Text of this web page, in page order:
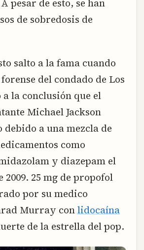
pesar de esto, se han
de sobredosis de
salto a la fama cuando
del condado de Los
a la conclusión que el
Michael Jackson
a una mezcla de
como
y diazepam el
2009. 25 mg de propofol
por su medico
Murray conlidocaína
de la estrella del pop.